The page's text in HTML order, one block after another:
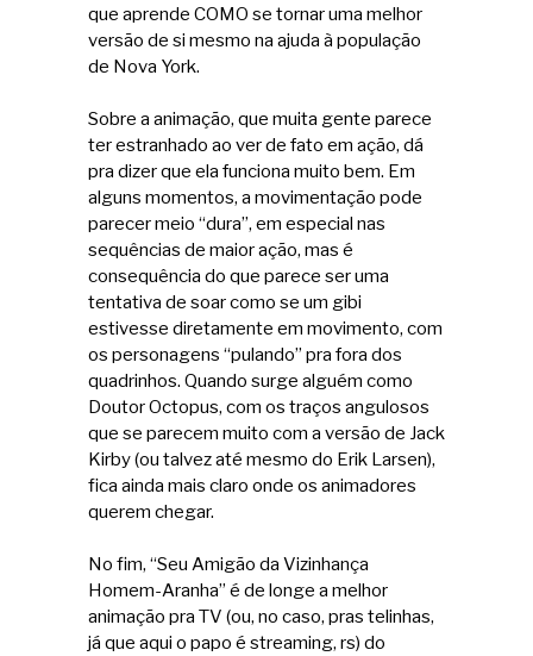
que aprende COMO se tornar uma melhor
versão de si mesmo na ajuda à população
de Nova York.
Sobre a animação, que muita gente parece
ter estranhado ao ver de fato em ação, dá
pra dizer que ela funciona muito bem. Em
alguns momentos, a movimentação pode
parecer meio “dura”, em especial nas
sequências de maior ação, mas é
consequência do que parece ser uma
tentativa de soar como se um gibi
estivesse diretamente em movimento, com
os personagens “pulando” pra fora dos
quadrinhos. Quando surge alguém como
Doutor Octopus, com os traços angulosos
que se parecem muito com a versão de Jack
Kirby (ou talvez até mesmo do Erik Larsen),
fica ainda mais claro onde os animadores
querem chegar.
No fim, “Seu Amigão da Vizinhança
Homem-Aranha” é de longe a melhor
animação pra TV (ou, no caso, pras telinhas,
já que aqui o papo é streaming, rs) do